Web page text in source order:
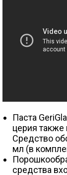
Паста
церия также
Средство
мл (в
средства